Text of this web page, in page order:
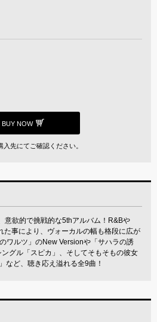
BUY NOW
入先にてご確認ください。
意欲的で挑戦的な5thアルバム！R&Bや
た事により、ヴォーカルの幅も格段に広が
ワルツ」のNew Versionや「サハラの誘
グル「スピカ」、そしてそもそもの彼女
など、聴き応え溢れる全9曲！